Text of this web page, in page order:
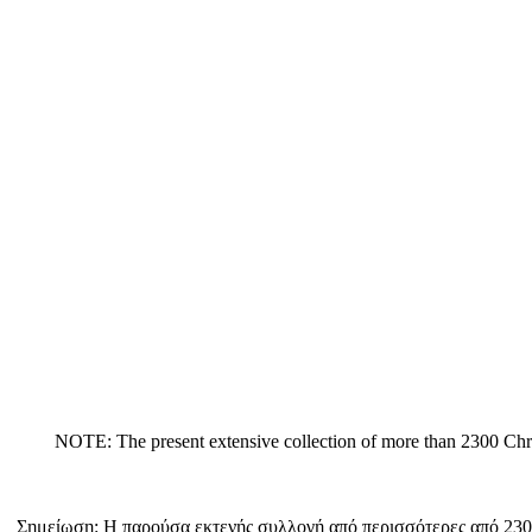
NOTE: The present extensive collection of more than 2300
Σημείωση: Η παρούσα εκτενής συλλογή από περισσότερες από